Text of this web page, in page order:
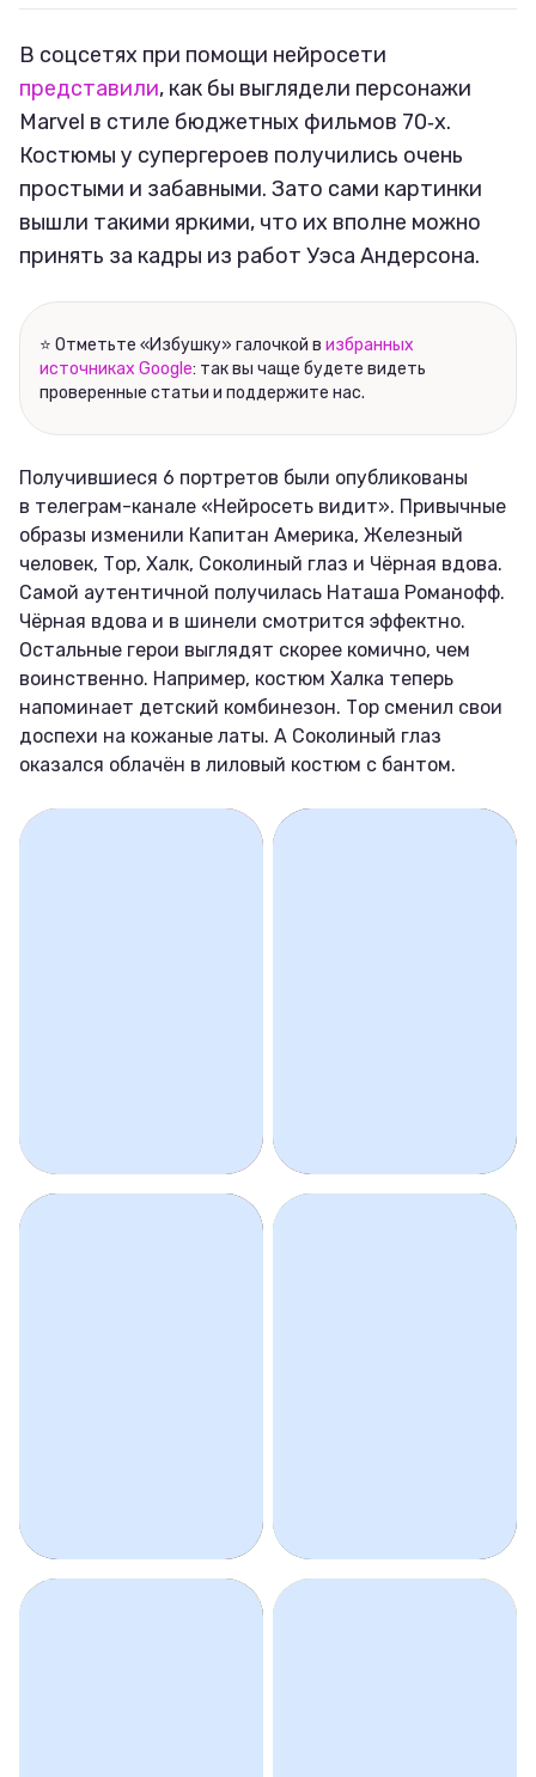
Соцсети
В соцсетях при помощи нейросети
представили, как бы выглядели персонажи
Marvel в стиле бюджетных фильмов 70‑х.
Костюмы у супергероев получились очень
простыми и забавными. Зато сами картинки
вышли такими яркими, что их вполне можно
принять за кадры из работ Уэса Андерсона.
⭐ Отметьте «Избушку» галочкой в избранных
источниках Google: так вы чаще будете видеть
проверенные статьи и поддержите нас.
Получившиеся 6 портретов были опубликованы
в телеграм-канале «Нейросеть видит». Привычные
образы изменили Капитан Америка, Железный
человек, Тор, Халк, Соколиный глаз и Чёрная вдова.
Самой аутентичной получилась Наташа Романофф.
Чёрная вдова и в шинели смотрится эффектно.
Остальные герои выглядят скорее комично, чем
воинственно. Например, костюм Халка теперь
напоминает детский комбинезон. Тор сменил свои
доспехи на кожаные латы. А Соколиный глаз
оказался облачён в лиловый костюм с бантом.